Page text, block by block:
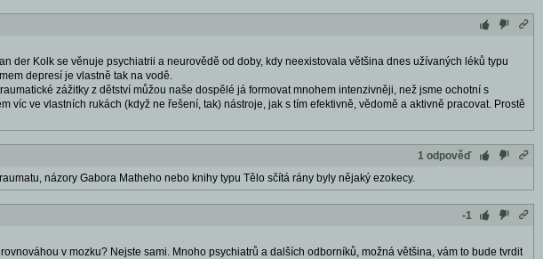
der Kolk se věnuje psychiatrii a neurovědě od doby, kdy neexistovala většina dnes užívaných léků typu
depresí je vlastně tak na vodě.
zážitky z dětství můžou naše dospělé já formovat mnohem intenzivněji, než jsme ochotní s
víc ve vlastních rukách (když ne řešení, tak) nástroje, jak s tím efektivně, vědomě a aktivně pracovat. Prostě
1 odpověď
názory Gabora Matheho nebo knihy typu Tělo sčítá rány byly nějaký ezokecy.
-1
v mozku? Nejste sami. Mnoho psychiatrů a dalších odborníků, možná většina, vám to bude tvrdit